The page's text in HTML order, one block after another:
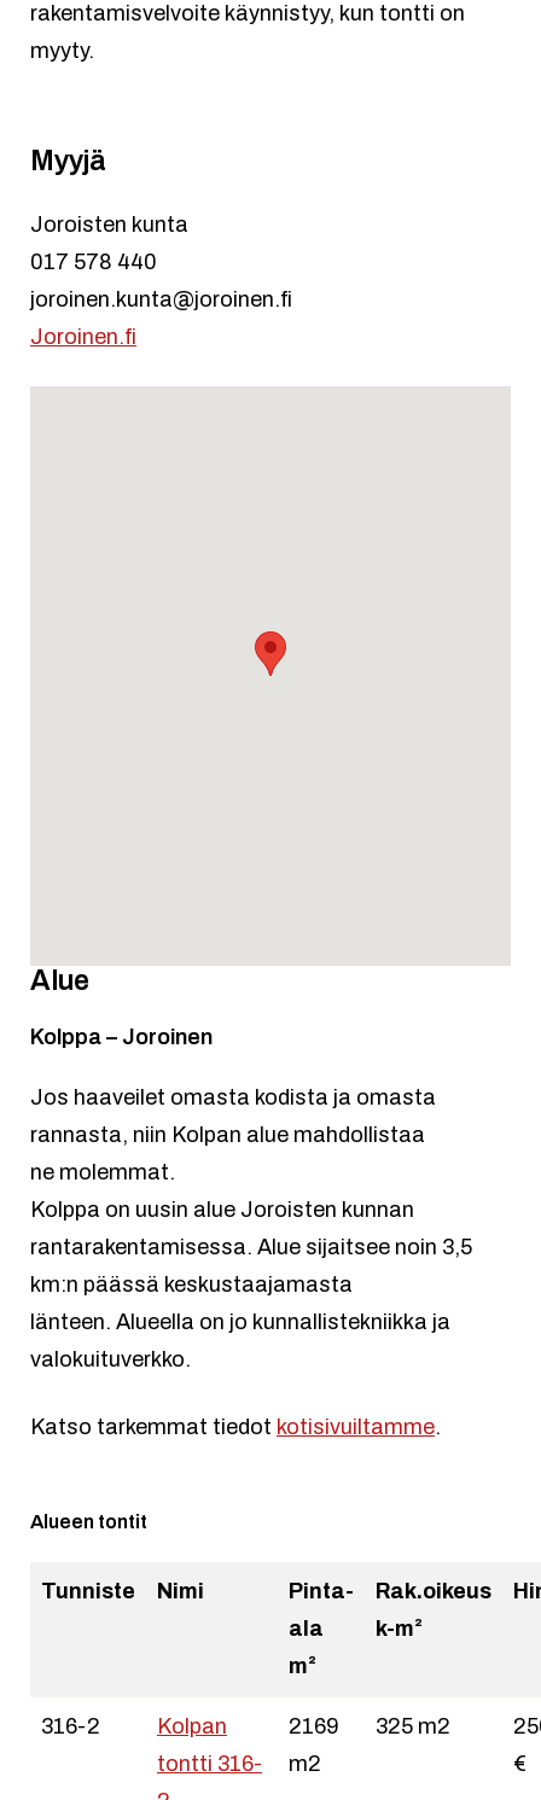
rakentamisvelvoite käynnistyy, kun tontti on
myyty.
Myyjä
Joroisten kunta
017 578 440
joroinen.kunta@joroinen.fi
Joroinen.fi
Alue
Kolppa – Joroinen
Jos haaveilet omasta kodista ja omasta
rannasta, niin Kolpan alue mahdollistaa
ne molemmat.
Kolppa on uusin alue Joroisten kunnan
rantarakentamisessa. Alue sijaitsee noin 3,5
km:n päässä keskustaajamasta
länteen. Alueella on jo kunnallistekniikka ja
valokuituverkko.
Katso tarkemmat tiedot kotisivuiltamme.
Alueen tontit
Tunniste Nimi
Pinta-
ala
m²
Rak.oikeus
k-m²
316-2
Kolpan
tontti 316-
2169
m2
325 m2
€